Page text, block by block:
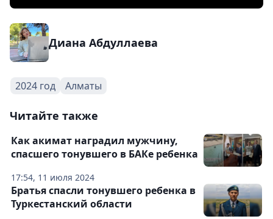
Диана Абдуллаева
2024 год Алматы
Читайте также
17:54, 11 июля 2024
Как акимат наградил мужчину,
спасшего тонувшего в БАКе ребенка
Братья спасли тонувшего ребенка в
Туркестанский области